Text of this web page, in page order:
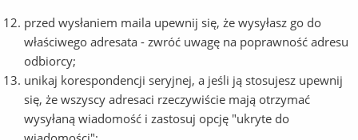
przed wysłaniem maila upewnij się, że wysyłasz go do
właściwego adresata - zwróć uwagę na poprawność adresu
odbiorcy;
unikaj korespondencji seryjnej, a jeśli ją stosujesz upewnij
się, że wszyscy adresaci rzeczywiście mają otrzymać
wysyłaną wiadomość i zastosuj opcję "ukryte do